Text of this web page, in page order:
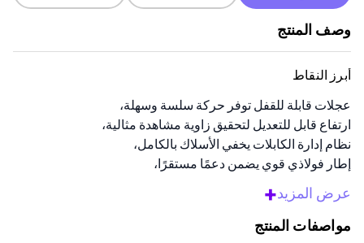
وصف المنتج
أبرز النقاط
عجلات قابلة للقفل توفر حركة سلسة وسهلة،
ارتفاع قابل للتعديل لتحقيق زاوية مشاهدة مثالية،
نظام إدارة الكابلات يخفي الأسلاك بالكامل،
إطار فولاذي قوي يضمن دعمًا مستقرًا،
مثالي لدعم شاشات من 32 إلى 75 بوصة.
عرض المزيد+
مواصفات المنتج